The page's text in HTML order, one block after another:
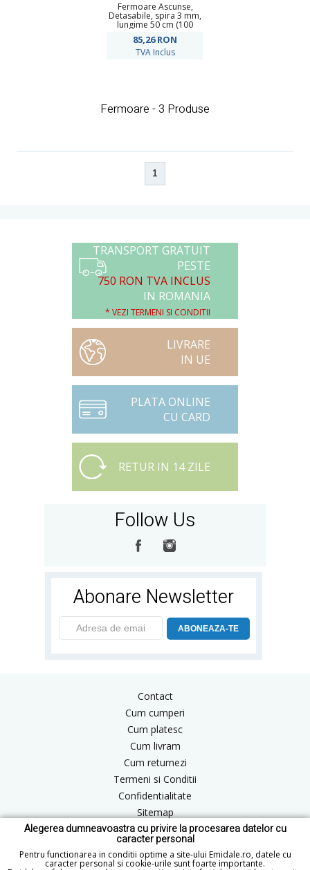
Alegerea dumneavoastra cu privire la procesarea datelor cu
caracter personal
Pentru functionarea in conditii optime a site-ului Emidale.ro, datele cu
caracter personal si cookie-urile sunt foarte importante.
Fermoare Ascunse,
Detasabile, spira 3 mm,
lungime 50 cm (100
85,26RON
TVA Inclus
Fermoare - 3 Produse
1
TRANSPORT GRATUIT
PESTE
750 RON TVA INCLUS
IN ROMANIA
* VEZI TERMENI SI CONDITII
LIVRARE
IN UE
PLATA ONLINE
CU CARD
RETUR IN 14 ZILE
Follow Us
Abonare Newsletter
ABONEAZA-TE
Contact
Cum cumperi
Cum platesc
Cum livram
Cum returnezi
Termeni si Conditii
Confidentialitate
Sitemap
Blog
ANPC